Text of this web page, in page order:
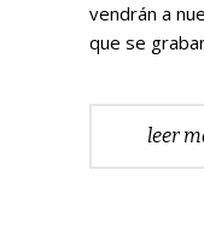
vendrán a
que se
leer